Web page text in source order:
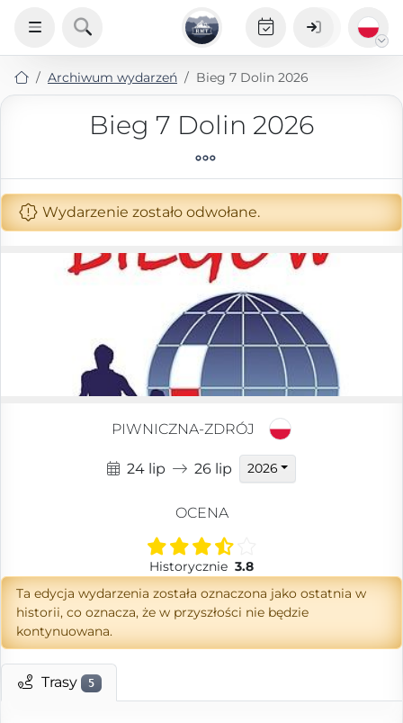
Archiwum wydarzeń Bieg 7 Dolin 2026
Bieg 7 Dolin 2026
Wydarzenie zostało odwołane.
PIWNICZNA-ZDRÓJ
24 lip 26 lip 2026
OCENA
Historycznie 3.8
Ta edycja wydarzenia została oznaczona jako ostatnia w
historii, co oznacza, że w przyszłości nie będzie
kontynuowana.
Trasy 5